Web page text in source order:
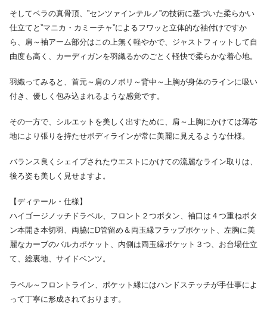
そしてベラの真骨頂、”センツァインテルノ”の技術に基づいた柔らかい
仕立てと”マニカ・カミーチャ”によるフワッと立体的な袖付けですか
ら、肩～袖アーム部分はこの上無く軽やかで、ジャストフィットして自
由度も高く、カーディガンを羽織るかのごとく軽快で柔らかな着心地。
羽織ってみると、首元～肩のノボリ～背中～上胸が身体のラインに吸い
付き、優しく包み込まれるような感覚です。
その一方で、シルエットを美しく出すために、肩～上胸にかけては薄芯
地により張りを持たせボディラインが常に美麗に見えるような仕様。
バランス良くシェイプされたウエストにかけての流麗なライン取りは、
後ろ姿も美しく見せますよ。
【ディテール・仕様】
ハイゴージノッチドラペル、フロント２つボタン、袖口は４つ重ねボタ
ン本開き本切羽、両脇にD管留め＆両玉縁フラップポケット、左胸に美
麗なカーブのバルカポケット、内側は両玉縁ポケット３つ、お台場仕立
て、総裏地、サイドベンツ。
ラペル～フロントライン、ポケット縁にはハンドステッチが手仕事によ
って丁寧に形成されております。